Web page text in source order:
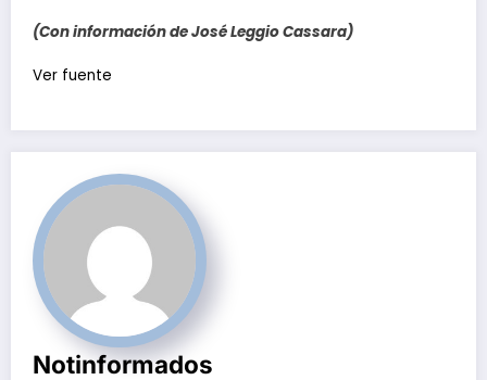
(Con información de José Leggio Cassara)
Navegación
entradas
Ver fuente
Notinformados